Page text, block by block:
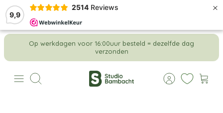
9,9
2514 Reviews ×
Meteen
de
content
Op werkdagen voor 16:00uur besteld = dezelfde dag
verzonden
Zoeken